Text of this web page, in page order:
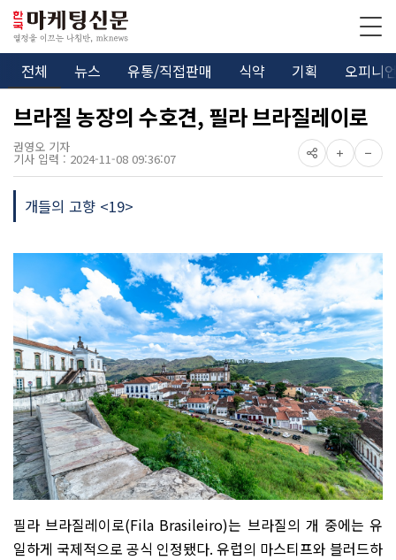
전체 뉴스 유통/직접판매 식약 기획 오피니
브라질 농장의 수호견, 필라 브라질레이로
권영오 기자
기사 입력 : 2024-11-08 09:36:07
개들의 고향 <19>
필라 브라질레이로(Fila Brasileiro)는 브라질의 개 중에는 유
일하게 국제적으로 공식 인정됐다. 유럽의 마스티프와 블러드하